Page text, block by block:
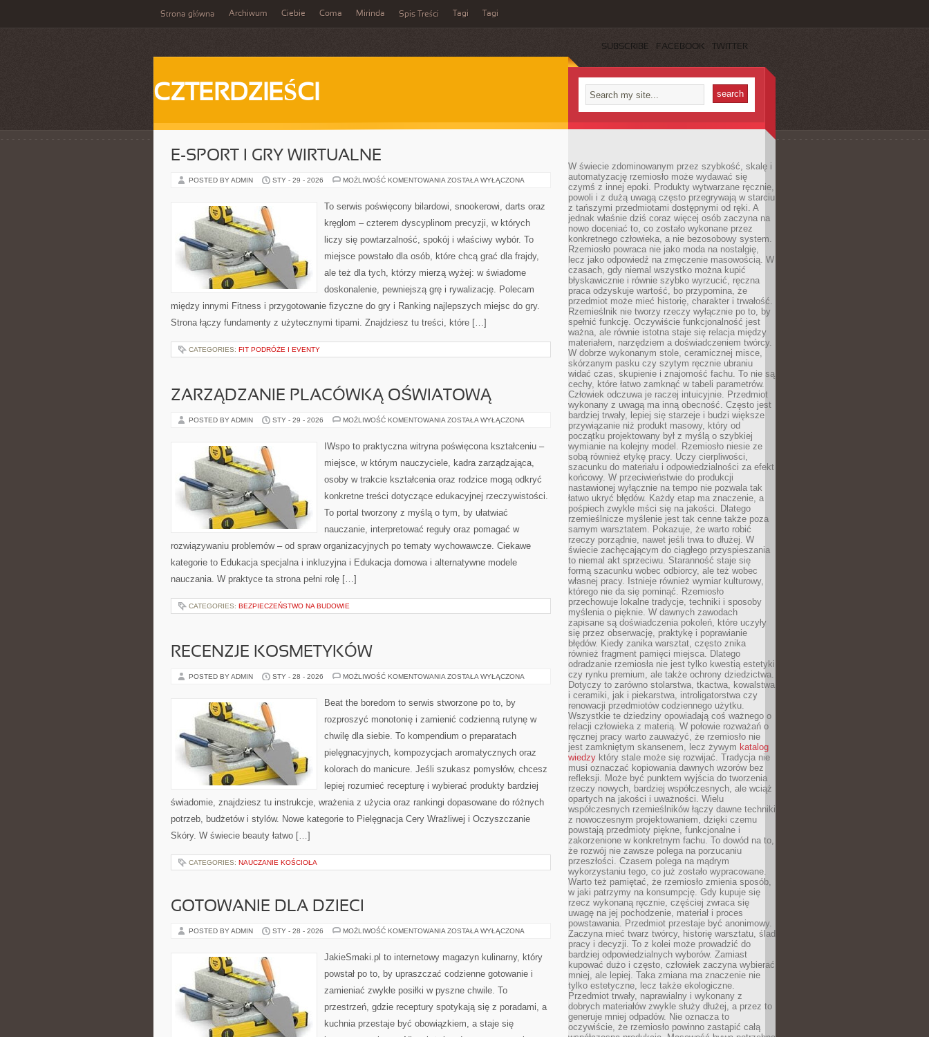
Strona główna Archiwum Ciebie Coma Mirinda Spis Treści Tagi Tagi
SUBSCRIBE FACEBOOK TWITTER
CZTERDZIEŚCI
E-SPORT I GRY WIRTUALNE
POSTED BY ADMIN STY - 29 - 2026 MOŻLIWOŚĆ KOMENTOWANIA E-
GRY
WIRTUALNE
ZOSTAŁA WYŁĄCZONA
To serwis poświęcony bilardowi, snookerowi, darts oraz
kręglom – czterem dyscyplinom precyzji, w których
liczy się powtarzalność, spokój i właściwy wybór. To
miejsce powstało dla osób, które chcą grać dla frajdy,
ale też dla tych, którzy mierzą wyżej: w świadome
doskonalenie, pewniejszą grę i rywalizację. Polecam
między innymi Fitness i przygotowanie fizyczne do gry i Ranking najlepszych miejsc do gry.
Strona łączy fundamenty z użytecznymi tipami. Znajdziesz tu treści, które […]
CATEGORIES: FIT PODRÓŻE I EVENTY
ZARZĄDZANIE PLACÓWKĄ OŚWIATOWĄ
POSTED BY ADMIN STY - 29 - 2026 MOŻLIWOŚĆ KOMENTOWANIA ZARZĄDZANIE
ZOSTAŁA WYŁĄCZONA
IWspo to praktyczna witryna poświęcona kształceniu –
miejsce, w którym nauczyciele, kadra zarządzająca,
osoby w trakcie kształcenia oraz rodzice mogą odkryć
konkretne treści dotyczące edukacyjnej rzeczywistości.
To portal tworzony z myślą o tym, by ułatwiać
nauczanie, interpretować reguły oraz pomagać w
rozwiązywaniu problemów – od spraw organizacyjnych po tematy wychowawcze. Ciekawe
kategorie to Edukacja specjalna i inkluzyjna i Edukacja domowa i alternatywne modele
nauczania. W praktyce ta strona pełni rolę […]
CATEGORIES: BEZPIECZEŃSTWO NA BUDOWIE
RECENZJE KOSMETYKÓW
POSTED BY ADMIN STY - 28 - 2026 MOŻLIWOŚĆ KOMENTOWANIA RECENZJE
ZOSTAŁA WYŁĄCZONA
Beat the boredom to serwis stworzone po to, by
rozproszyć monotonię i zamienić codzienną rutynę w
chwilę dla siebie. To kompendium o preparatach
pielęgnacyjnych, kompozycjach aromatycznych oraz
kolorach do manicure. Jeśli szukasz pomysłów, chcesz
lepiej rozumieć recepturę i wybierać produkty bardziej
świadomie, znajdziesz tu instrukcje, wrażenia z użycia oraz rankingi dopasowane do różnych
potrzeb, budżetów i stylów. Nowe kategorie to Pielęgnacja Cery Wrażliwej i Oczyszczanie
Skóry. W świecie beauty łatwo […]
CATEGORIES: NAUCZANIE KOŚCIOŁA
GOTOWANIE DLA DZIECI
POSTED BY ADMIN STY - 28 - 2026 MOŻLIWOŚĆ KOMENTOWANIA GOTOWANIE
ZOSTAŁA WYŁĄCZONA
JakieSmaki.pl to internetowy magazyn kulinarny, który
powstał po to, by upraszczać codzienne gotowanie i
zamieniać zwykłe posiłki w pyszne chwile. To
przestrzeń, gdzie receptury spotykają się z poradami, a
kuchnia przestaje być obowiązkiem, a staje się
W świecie zdominowanym przez szybkość, skalę i
automatyzację rzemiosło może wydawać się
czymś z innej epoki. Produkty wytwarzane ręcznie,
powoli i z dużą uwagą często przegrywają w starciu
z tańszymi przedmiotami dostępnymi od ręki. A
jednak właśnie dziś coraz więcej osób zaczyna na
nowo doceniać to, co zostało wykonane przez
konkretnego człowieka, a nie bezosobowy system.
Rzemiosło powraca nie jako moda na nostalgię,
lecz jako odpowiedź na zmęczenie masowością. W
czasach, gdy niemal wszystko można kupić
błyskawicznie i równie szybko wyrzucić, ręczna
praca odzyskuje wartość, bo przypomina, że
przedmiot może mieć historię, charakter i trwałość.
Rzemieślnik nie tworzy rzeczy wyłącznie po to, by
spełnić funkcję. Oczywiście funkcjonalność jest
ważna, ale równie istotna staje się relacja między
materiałem, narzędziem a doświadczeniem twórcy.
W dobrze wykonanym stole, ceramicznej misce,
skórzanym pasku czy szytym ręcznie ubraniu
widać czas, skupienie i znajomość fachu. To nie są
cechy, które łatwo zamknąć w tabeli parametrów.
Człowiek odczuwa je raczej intuicyjnie. Przedmiot
wykonany z uwagą ma inną obecność. Często jest
bardziej trwały, lepiej się starzeje i budzi większe
przywiązanie niż produkt masowy, który od
początku projektowany był z myślą o szybkiej
wymianie na kolejny model. Rzemiosło niesie ze
sobą również etykę pracy. Uczy cierpliwości,
szacunku do materiału i odpowiedzialności za efekt
końcowy. W przeciwieństwie do produkcji
nastawionej wyłącznie na tempo nie pozwala tak
łatwo ukryć błędów. Każdy etap ma znaczenie, a
pośpiech zwykle mści się na jakości. Dlatego
rzemieślnicze myślenie jest tak cenne także poza
samym warsztatem. Pokazuje, że warto robić
rzeczy porządnie, nawet jeśli trwa to dłużej. W
świecie zachęcającym do ciągłego przyspieszania
to niemal akt sprzeciwu. Staranność staje się
formą szacunku wobec odbiorcy, ale też wobec
własnej pracy. Istnieje również wymiar kulturowy,
którego nie da się pominąć. Rzemiosło
przechowuje lokalne tradycje, techniki i sposoby
myślenia o pięknie. W dawnych zawodach
zapisane są doświadczenia pokoleń, które uczyły
się przez obserwację, praktykę i poprawianie
błędów. Kiedy zanika warsztat, często znika
również fragment pamięci miejsca. Dlatego
odradzanie rzemiosła nie jest tylko kwestią estetyki
czy rynku premium, ale także ochrony dziedzictwa.
Dotyczy to zarówno stolarstwa, tkactwa, kowalstwa
i ceramiki, jak i piekarstwa, introligatorstwa czy
renowacji przedmiotów codziennego użytku.
Wszystkie te dziedziny opowiadają coś ważnego o
relacji człowieka z materią. W połowie rozważań o
ręcznej pracy warto zauważyć, że rzemiosło nie
jest zamkniętym skansenem, lecz żywym katalog
wiedzy który stale może się rozwijać. Tradycja nie
musi oznaczać kopiowania dawnych wzorów bez
refleksji. Może być punktem wyjścia do tworzenia
rzeczy nowych, bardziej współczesnych, ale wciąż
opartych na jakości i uważności. Wielu
współczesnych rzemieślników łączy dawne techniki
z nowoczesnym projektowaniem, dzięki czemu
powstają przedmioty piękne, funkcjonalne i
zakorzenione w konkretnym fachu. To dowód na to,
że rozwój nie zawsze polega na porzucaniu
przeszłości. Czasem polega na mądrym
wykorzystaniu tego, co już zostało wypracowane.
Warto też pamiętać, że rzemiosło zmienia sposób,
w jaki patrzymy na konsumpcję. Gdy kupuje się
rzecz wykonaną ręcznie, częściej zwraca się
uwagę na jej pochodzenie, materiał i proces
powstawania. Przedmiot przestaje być anonimowy.
Zaczyna mieć twarz twórcy, historię warsztatu, ślad
pracy i decyzji. To z kolei może prowadzić do
bardziej odpowiedzialnych wyborów. Zamiast
kupować dużo i często, człowiek zaczyna wybierać
mniej, ale lepiej. Taka zmiana ma znaczenie nie
tylko estetyczne, lecz także ekologiczne.
Przedmiot trwały, naprawialny i wykonany z
dobrych materiałów zwykle służy dłużej, a przez to
generuje mniej odpadów. Nie oznacza to
oczywiście, że rzemiosło powinno zastąpić całą